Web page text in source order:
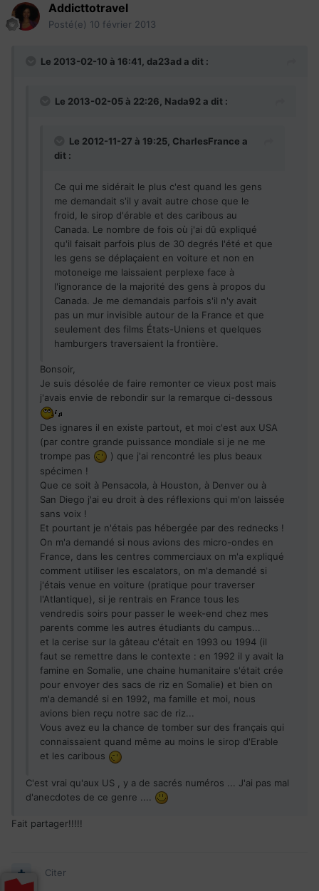
Addicttotravel
Posté(e) 10 février 2013
Le 2013-02-10 à 16:41, da23ad a dit :
Le 2013-02-05 à 22:26, Nada92 a dit :
Le 2012-11-27 à 19:25, CharlesFrance a
dit :
Ce qui me sidérait le plus c'est quand les gens
me demandait s'il y avait autre chose que le
froid, le sirop d'érable et des caribous au
Canada. Le nombre de fois où j'ai dû expliqué
qu'il faisait parfois plus de 30 degrés l'été et que
les gens se déplaçaient en voiture et non en
motoneige me laissaient perplexe face à
l'ignorance de la majorité des gens à propos du
Canada. Je me demandais parfois s'il n'y avait
pas un mur invisible autour de la France et que
seulement des films États-Uniens et quelques
hamburgers traversaient la frontière.
Bonsoir,
Je suis désolée de faire remonter ce vieux post mais
j'avais envie de rebondir sur la remarque ci-dessous
Des ignares il en existe partout, et moi c'est aux USA
(par contre grande puissance mondiale si je ne me
trompe pas
) que j'ai rencontré les plus beaux
spécimen !
Que ce soit à Pensacola, à Houston, à Denver ou à
San Diego j'ai eu droit à des réflexions qui m'on laissée
sans voix !
Et pourtant je n'étais pas hébergée par des rednecks !
On m'a demandé si nous avions des micro-ondes en
France, dans les centres commerciaux on m'a expliqué
comment utiliser les escalators, on m'a demandé si
j'étais venue en voiture (pratique pour traverser
l'Atlantique), si je rentrais en France tous les
vendredis soirs pour passer le week-end chez mes
parents comme les autres étudiants du campus...
et la cerise sur la gâteau c'était en 1993 ou 1994 (il
faut se remettre dans le contexte : en 1992 il y avait la
famine en Somalie, une chaine humanitaire s'était crée
pour envoyer des sacs de riz en Somalie) et bien on
m'a demandé si en 1992, ma famille et moi, nous
avions bien reçu notre sac de riz...
Vous avez eu la chance de tomber sur des français qui
connaissaient quand même au moins le sirop d'Erable
et les caribous
C'est vrai qu'aux US , y a de sacrés numéros ... J'ai pas mal
d'anecdotes de ce genre ....
Fait partager!!!!!
Citer